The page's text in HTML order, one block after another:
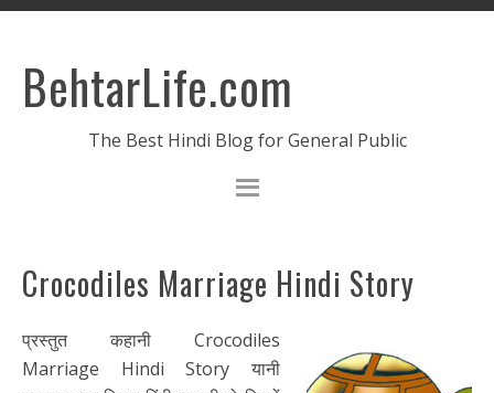
BehtarLife.com
The Best Hindi Blog for General Public
Crocodiles Marriage Hindi Story
प्रस्तुत कहानी Crocodiles
Marriage Hindi Story यानी